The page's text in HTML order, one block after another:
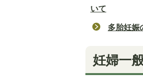
いて
多胎妊娠
妊婦一